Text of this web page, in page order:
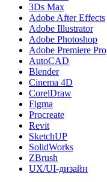
3Ds Max
Adobe After Effects
Adobe Illustrator
Adobe Photoshop
Adobe Premiere Pro
AutoCAD
Blender
Cinema 4D
CorelDraw
Figma
Procreate
Revit
SketchUP
SolidWorks
ZBrush
UX/UI-дизайн